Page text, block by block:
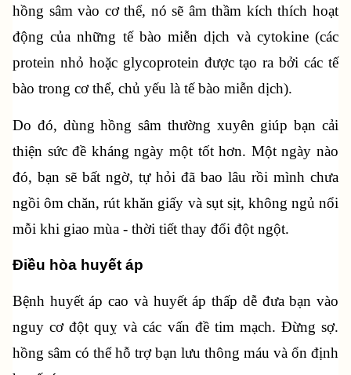
hồng sâm vào cơ thể, nó sẽ âm thầm kích thích hoạt
động của những tế bào miễn dịch và cytokine (các
protein nhỏ hoặc glycoprotein được tạo ra bởi các tế
bào trong cơ thể, chủ yếu là tế bào miễn dịch).
Do đó, dùng hồng sâm thường xuyên giúp bạn cải
thiện sức đề kháng ngày một tốt hơn. Một ngày nào
đó, bạn sẽ bất ngờ, tự hỏi đã bao lâu rồi mình chưa
ngồi ôm chăn, rút khăn giấy và sụt sịt, không ngủ nổi
mỗi khi giao mùa - thời tiết thay đổi đột ngột.
Điều hòa huyết áp
Bệnh huyết áp cao và huyết áp thấp dễ đưa bạn vào
nguy cơ đột quỵ và các vấn đề tim mạch. Đừng sợ.
hồng sâm có thể hỗ trợ bạn lưu thông máu và ổn định